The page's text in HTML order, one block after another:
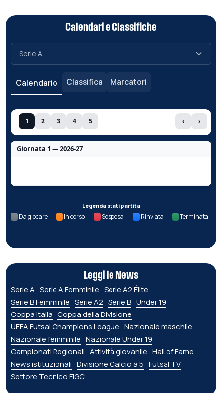
Calendari e Classifiche
Calendario Classifica Marcatori
1 2 3 4 5 ‹ ›
Giornata 1 — 2026-27
Legenda stati partita
Da giocare In corso Sospesa Rinviata Terminata
Leggi le News
Serie A Serie A Femminile Serie A2 Élite
Serie B Femminile Serie A2 Serie B Under 19
Coppa Italia Coppa della Divisione
UEFA Futsal Champions League Nazionale maschile
Nazionale femminile Nazionale Under 19
Campionati Regionali Attività giovanile Hall of Fame
News istituzionali Divisione Calcio a 5 Futsal TV
Settore Tecnico FIGC